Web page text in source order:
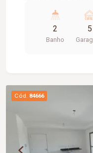
capacidade para
portas em aço e
proporcionando
copa com pia,
cerâmica, reunindo
funcionalidade
2
Banho
5
Cód. 84666